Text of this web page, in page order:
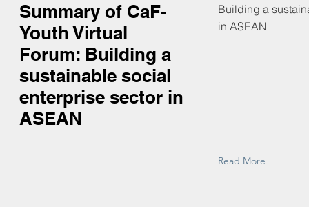
Summary of CaF-
Youth Virtual
Forum: Building a
sustainable social
enterprise sector in
ASEAN
Building a
in ASEAN
Read More